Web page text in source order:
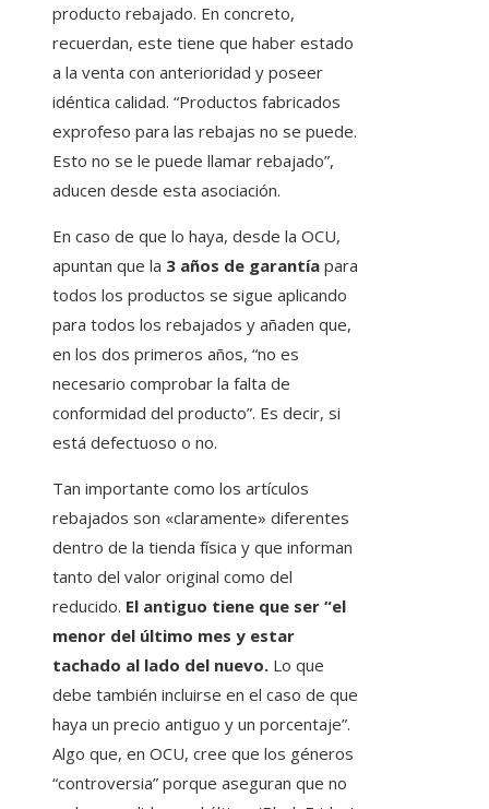
producto rebajado. En concreto,
recuerdan, este tiene que haber estado
a la venta con anterioridad y poseer
idéntica calidad. “Productos fabricados
exprofeso para las rebajas no se puede.
Esto no se le puede llamar rebajado”,
aducen desde esta asociación.
En caso de que lo haya, desde la OCU,
apuntan que la 3 años de garantía para
todos los productos se sigue aplicando
para todos los rebajados y añaden que,
en los dos primeros años, “no es
necesario comprobar la falta de
conformidad del producto”. Es decir, si
está defectuoso o no.
Tan importante como los artículos
rebajados son «claramente» diferentes
dentro de la tienda física y que informan
tanto del valor original como del
reducido. El antiguo tiene que ser “el
menor del último mes y estar
tachado al lado del nuevo. Lo que
debe también incluirse en el caso de que
haya un precio antiguo y un porcentaje”.
Algo que, en OCU, cree que los géneros
“controversia” porque aseguran que no